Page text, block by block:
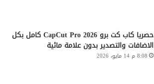
حصريا كاب كت برو CapCut Pro 2026 كامل بكل
الاضافات والتصدير بدون علامة مائية
8:08 م 14 مايو، 2026